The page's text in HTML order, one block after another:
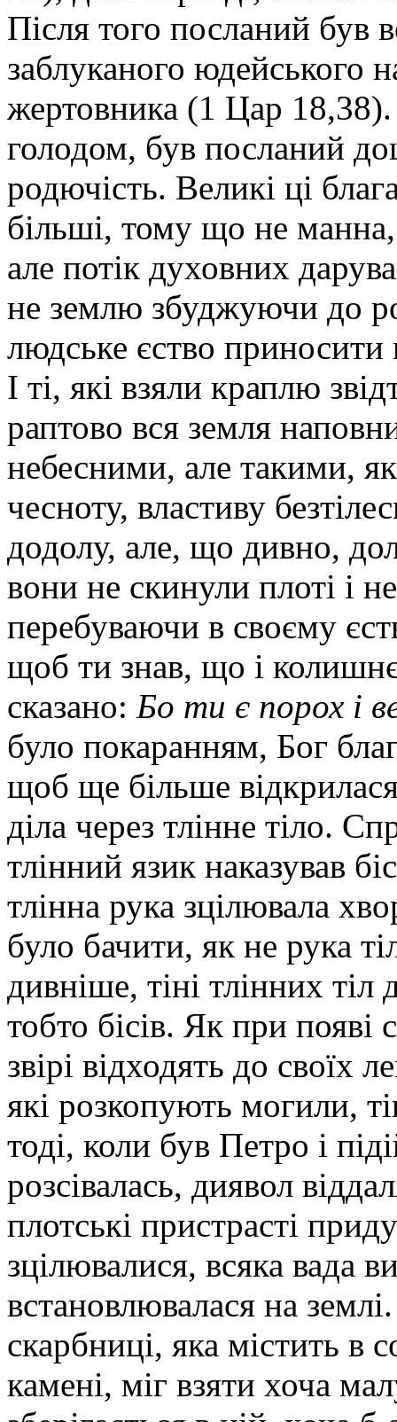
Після того посланий був
заблуканого юдейського
жертовника (1 Цар 18,38).
голодом, був посланий
родючість. Великі ці
більші, тому що не
але потік духовних
не землю збуджуючи до
людське єство
І ті, які взяли краплю
раптово вся земля
небесними, але такими,
чесноту, властиву
додолу, але, що дивно,
вони не скинули плоті і
перебуваючи в своєму
щоб ти знав, що і
сказано: Бо ти є порох і
було покаранням, Бог
щоб ще більше
діла через тлінне тіло.
тлінний язик наказував
тлінна рука зцілювала
було бачити, як не рука
дивніше, тіні тлінних тіл
тобто бісів. Як при появі
звірі відходять до своїх
які розкопують могили,
тоді, коли був Петро і
розсівалась, диявол
плотські пристрасті
зцілювалися, всяка вада
встановлювалася на
скарбниці, яка містить в
камені, міг взяти хоча